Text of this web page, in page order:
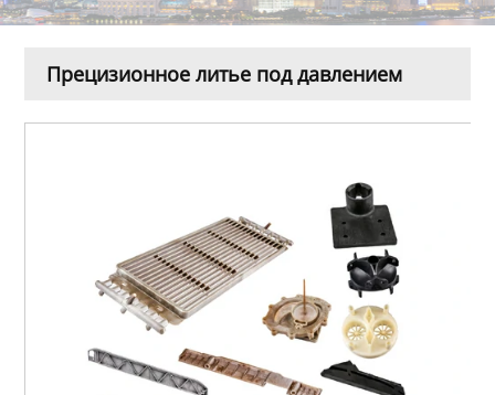
Прецизионное литье под давлением